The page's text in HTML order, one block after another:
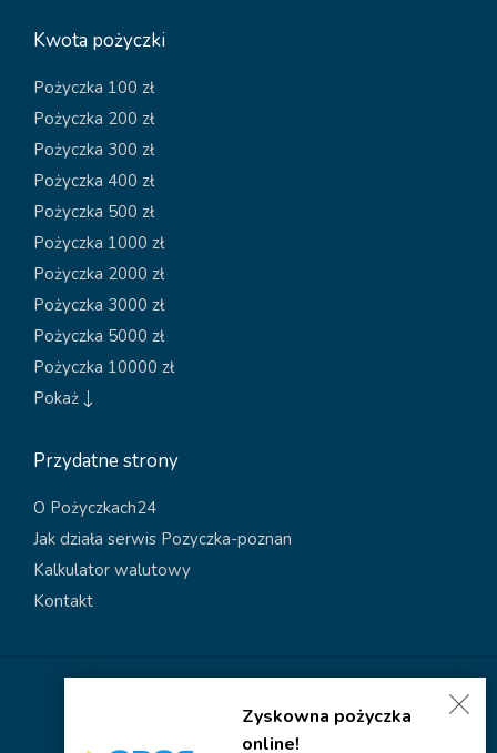
Zyskowna pożyczka
online!
Kwota pożyczki
Pożyczka 100 zł
Pożyczka 200 zł
Pożyczka 300 zł
Pożyczka 400 zł
Pożyczka 500 zł
Pożyczka 1000 zł
Pożyczka 2000 zł
Pożyczka 3000 zł
Pożyczka 5000 zł
Pożyczka 10000 zł
Pokaż
Przydatne strony
O Pożyczkach24
Jak działa serwis Pozyczka-poznan
Kalkulator walutowy
Kontakt
Polityka prywatności